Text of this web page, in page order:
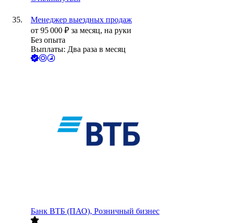
Менеджер выездных продаж
от 95 000 ₽ за месяц, на руки
Без опыта
Выплаты: Два раза в месяц
Банк ВТБ (ПАО), Розничный бизнес